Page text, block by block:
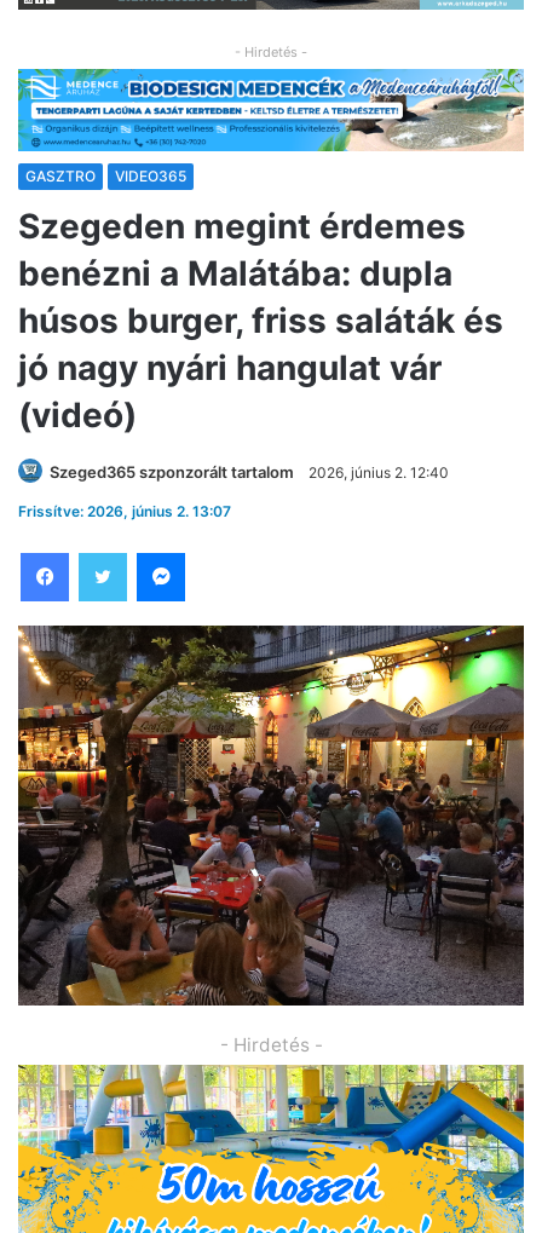
- Hirdetés -
GASZTRO VIDEO365
Szegeden megint érdemes
benézni a Malátába: dupla
húsos burger, friss saláták és
jó nagy nyári hangulat vár
(videó)
Szeged365 szponzorált tartalom 2026, június 2. 12:40
Frissítve: 2026, június 2. 13:07
- Hirdetés -